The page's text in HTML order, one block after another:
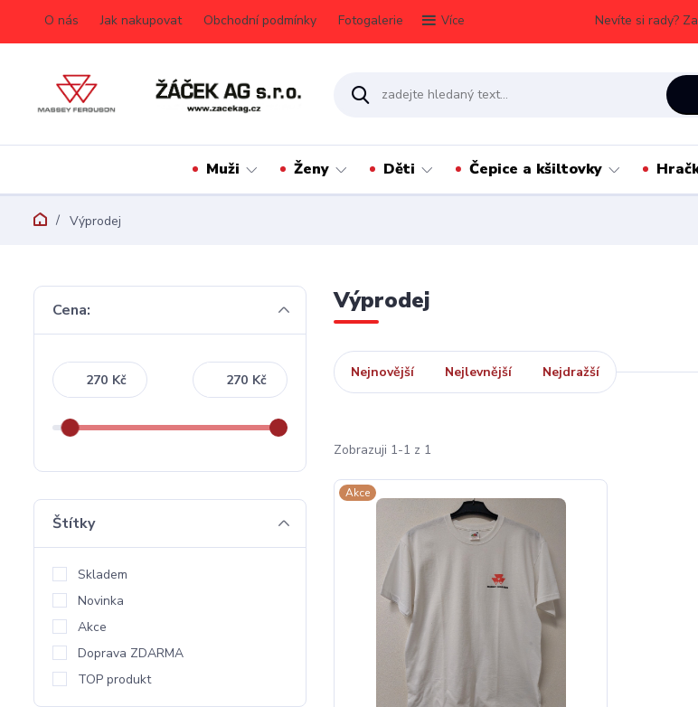
O nás Jak nakupovat Obchodní podmínky Fotogalerie Více Nevíte si rady?
Muži Ženy Děti Čepice a kšiltovky
Výprodej
Výprodej
Nejnovější Nejlevnější Nejdražší
Zobrazuji 1-1 z 1
Akce
Cena:
Kč Kč
Štítky
Skladem
Novinka
Akce
Doprava ZDARMA
TOP produkt